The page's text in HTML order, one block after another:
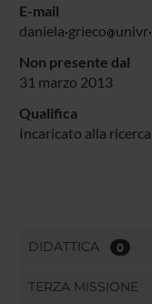
E-mail
daniela grieco univr
Non presente dal
31 marzo 2013
Qualifica
Incaricato alla ricerca
DIDATTICA 0
TERZA MISSIONE